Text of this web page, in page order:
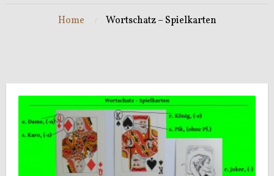
Home Wortschatz – Spielkarten